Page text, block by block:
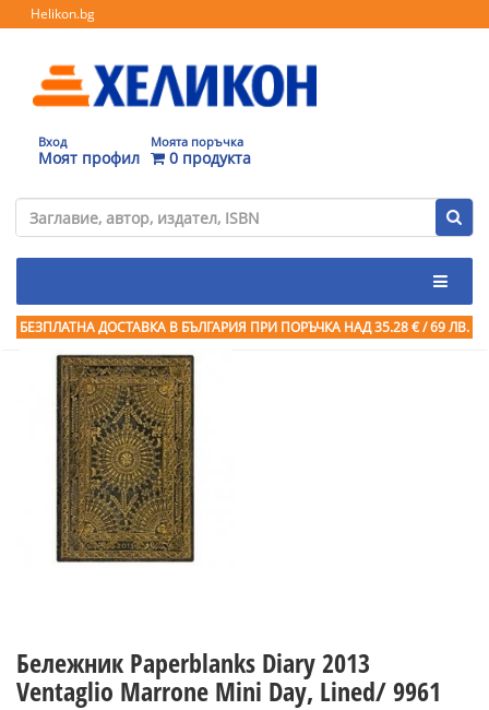
Helikon.bg
Вход
Моят профил
Моята поръчка
0 продукта
БЕЗПЛАТНА ДОСТАВКА В БЪЛГАРИЯ ПРИ ПОРЪЧКА НАД 35.28 € / 69 ЛВ.
Бележник Paperblanks Diary 2013
Ventaglio Marrone Mini Day, Lined/ 9961